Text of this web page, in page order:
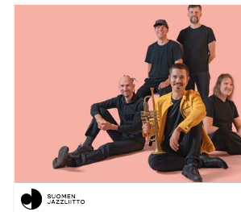
Jazzpäivä-kampanjan, jonka kasvoina
vuonna jazzmuusikot Johanna